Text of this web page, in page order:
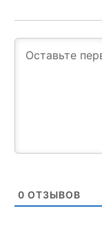
0 ОТЗЫВОВ